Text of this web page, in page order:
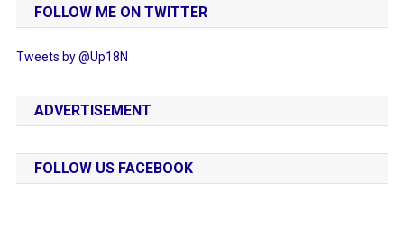
FOLLOW ME ON TWITTER
Tweets by @Up18N
ADVERTISEMENT
FOLLOW US FACEBOOK